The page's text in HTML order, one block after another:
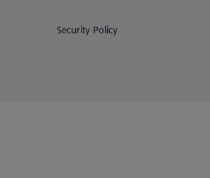
Security Policy
(öffnet in einem neuen Tab)